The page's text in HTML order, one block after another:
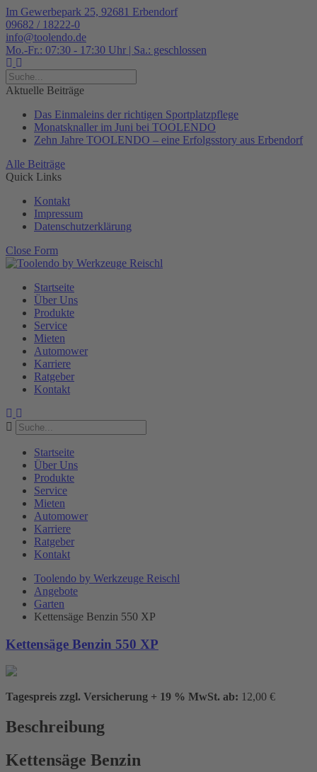
Im Gewerbepark 25, 92681 Erbendorf
09682 / 18222-0
info@toolendo.de
Mo.-Fr.: 07:30 - 17:30 Uhr | Sa.: geschlossen
Suche...
Aktuelle Beiträge
Das Einmaleins der richtigen Sportplatzpflege
Monatsknaller im Juni bei TOOLENDO
Zehn Jahre TOOLENDO – eine Erfolgsstory aus Erbendorf
Alle Beiträge
Quick Links
Kontakt
Impressum
Datenschutzerklärung
Close Form
Startseite
Über Uns
Produkte
Service
Mieten
Automower
Karriere
Ratgeber
Kontakt
Startseite
Über Uns
Produkte
Service
Mieten
Automower
Karriere
Ratgeber
Kontakt
Toolendo by Werkzeuge Reischl
Angebote
Garten
Kettensäge Benzin 550 XP
Kettensäge Benzin 550 XP
Tagespreis zzgl. Versicherung + 19 % MwSt. ab: 12,00 €
Beschreibung
Kettensäge Benzin